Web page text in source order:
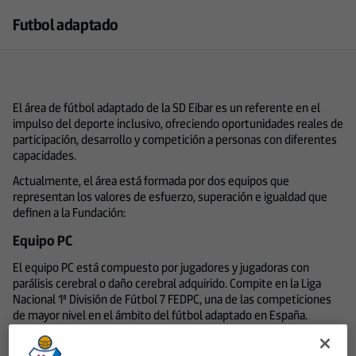
Futbol adaptado
El área de fútbol adaptado de laSD Eibares un referente en el
impulso del deporte inclusivo, ofreciendo oportunidades reales de
participación, desarrollo y competición a personas con diferentes
capacidades.
Actualmente, el área está formada por dos equipos que
representan los valores de esfuerzo, superación e igualdad que
definen a la Fundación:
Equipo PC
El equipo PC está compuesto por jugadores y jugadoras con
parálisis cerebral o daño cerebral adquirido. Compite en la Liga
Nacional 1ª División de Fútbol 7 FEDPC, una de las competiciones
de mayor nivel en el ámbito del fútbol adaptado en España.
En la temporada 2025-2026, el equipo ha vuelto a proclamarse